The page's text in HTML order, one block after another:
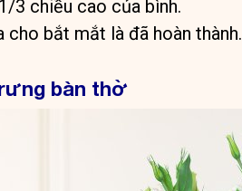
3 chiều cao của bình.
cho bắt mắt là đã hoàn thành.
bàn thờ